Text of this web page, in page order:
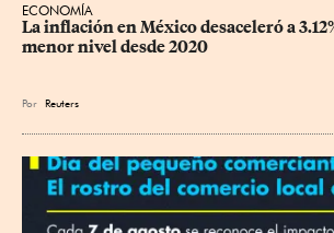
ECONOMÍA
La inflación en México desaceleró a
menor nivel desde 2020
Por Reuters